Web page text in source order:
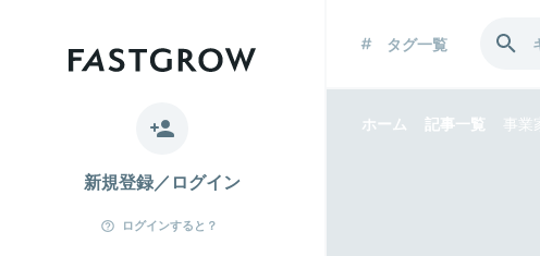
新規登録／ログイン
ログインすると？
タグ一覧
ホーム 記事一覧